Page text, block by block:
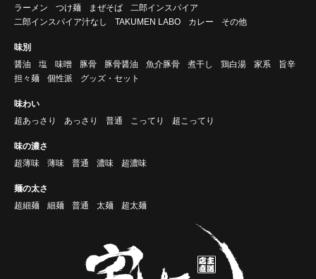
ラーメン
つけ麺 まぜそば
二郎インスパイア
二郎インスパイア汁なし
TAKUMEN LABO カレー その他
味別
醤油
塩 味噌 豚骨 豚骨醤油 魚介豚骨 煮干し 鶏白湯 家系
旨辛
担々麺
個性派 グッズ・セット
味わい
超あっさり
あっさり 普通 こってり 超こってり
味の濃さ
超薄味
薄味 普通 濃味 超濃味
麺の太さ
超細麺
細麺 普通 太麺 超太麺